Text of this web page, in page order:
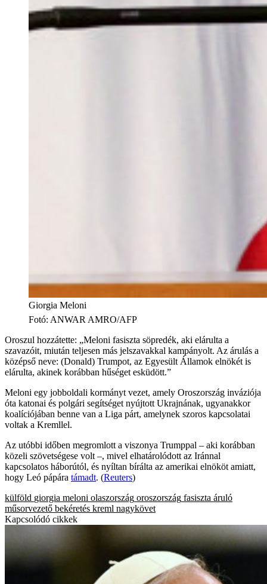
Giorgia Meloni
Fotó: ANWAR AMRO/AFP
Oroszul hozzátette: „Meloni fasiszta söpredék, aki elárulta a
szavazóit, miután teljesen más jelszavakkal kampányolt. Az árulás a
középső neve: (Donald) Trumpot, az Egyesült Államok elnökét is
elárulta, akinek korábban hűséget esküdött.”
Meloni egy jobboldali kormányt vezet, amely Oroszország inváziója
óta katonai és polgári segítséget nyújtott Ukrajnának, ugyanakkor
koalíciójában benne van a Liga párt, amelynek szoros kapcsolatai
voltak a Kremllel.
Az utóbbi időben megromlott a viszonya Trumppal – aki korábban
közeli szövetségese volt –, mivel elhatárolódott az Iránnal
kapcsolatos háborútól, és nyíltan bírálta az amerikai elnököt amiatt,
hogy Leó pápára támadt. (Reuters)
külföld giorgia meloni olaszország oroszország fasiszta áruló
műsorvezető bekéretés kreml nagykövet
Kapcsolódó cikkek